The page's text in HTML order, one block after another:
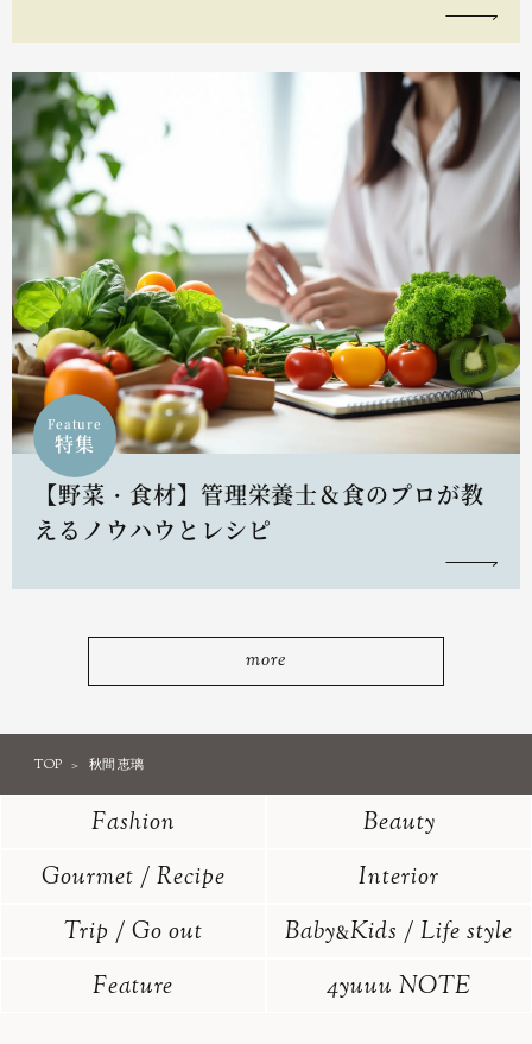
Feature
特集
【野菜・食材】管理栄養士＆食のプロが教
えるノウハウとレシピ
more
TOP 秋間 恵璃
Fashion
Beauty
Gourmet / Recipe
Interior
Trip / Go out
Baby&Kids / Life style
Feature
4yuuu NOTE